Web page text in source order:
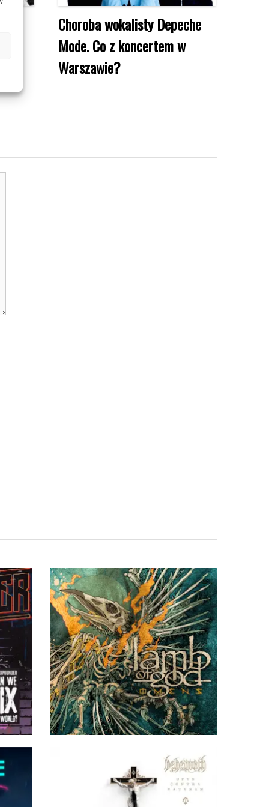
Choroba wokalisty Depeche
Mode. Co z koncertem w
Warszawie?